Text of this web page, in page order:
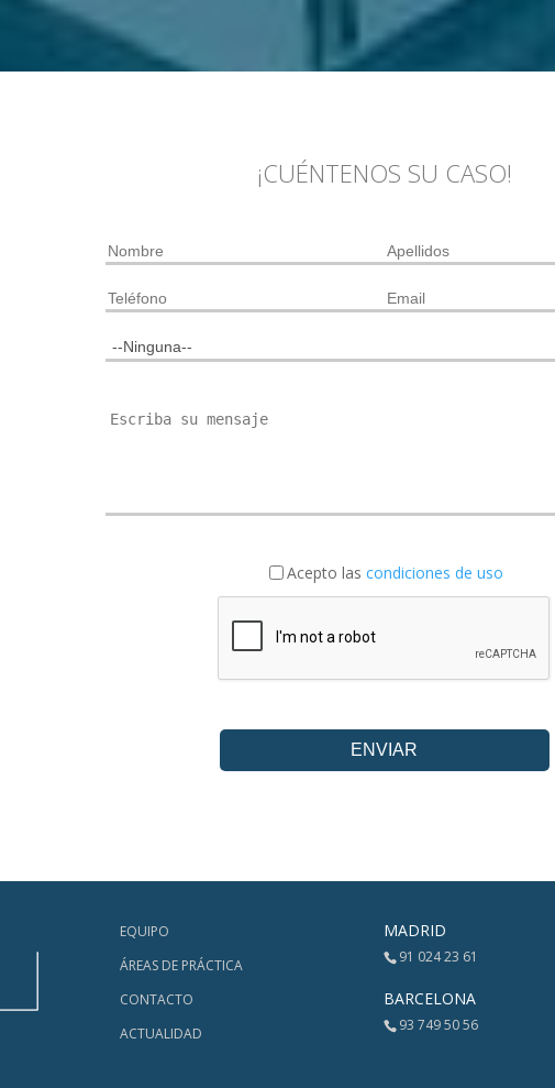
¡CUÉNTENOS SU CASO!
Acepto lascondiciones de uso
EQUIPO
ÁREAS DE PRÁCTICA
CONTACTO
ACTUALIDAD
MADRID
91 024 23 61
BARCELONA
93 749 50 56